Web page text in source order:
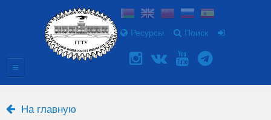
Ресурсы Поиск
На главную